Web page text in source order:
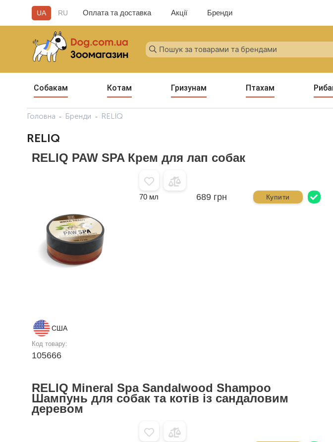
UA RU Оплата та доставка Акції Бренди
Собакам Котам Гризунам Птахам
Головна Бренди RELIQ
RELIQ
RELIQ PAW SPA Крем для лап собак
США
Код товару:
105666
70 мл 689 грн Купити
RELIQ Mineral Spa Sandalwood Shampoo
Шампунь для собак та котів із сандаловим
деревом